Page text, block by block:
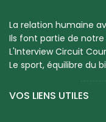
La relation humaine
Ils font partie de
L'Interview Circuit
Le sport, équilibre du
VOS LIENS UTILES